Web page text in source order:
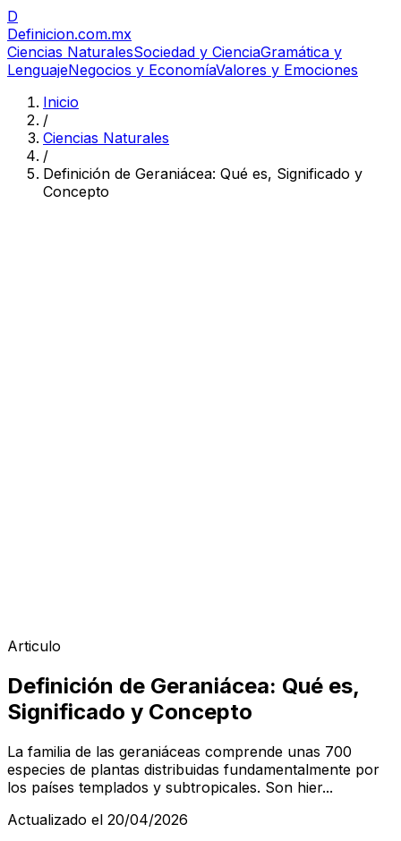
D
Definicion.com.mx
Ciencias NaturalesSociedad y CienciaGramática y
LenguajeNegocios y EconomíaValores y Emociones
Inicio
/
Ciencias Naturales
/
Definición de Geraniácea: Qué es, Significado y
Concepto
Articulo
Definición de Geraniácea: Qué es,
Significado y Concepto
La familia de las geraniáceas comprende unas 700
especies de plantas distribuidas fundamentalmente por
los países templados y subtropicales. Son hier...
Actualizado el 20/04/2026